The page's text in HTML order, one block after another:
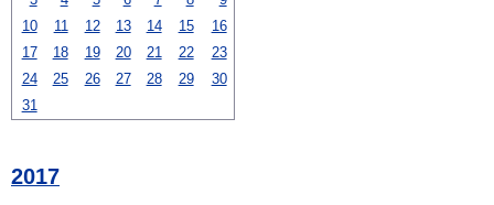
10
11 12 13 14 15
16
17
18 19 20 21 22
23
24
25 26 27 28 29
30
31
2017